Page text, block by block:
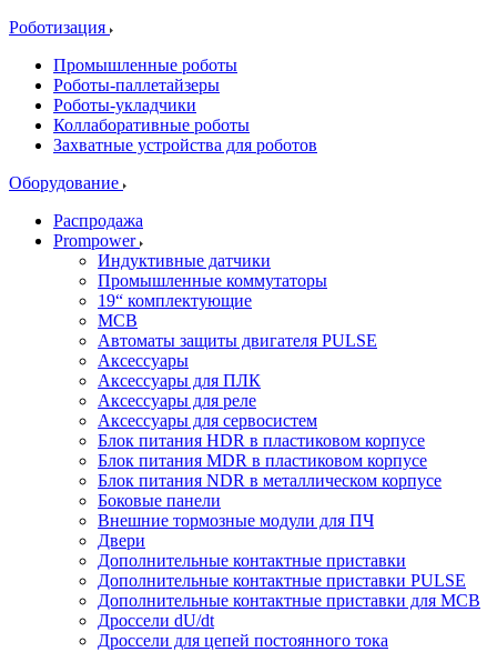
Роботизация
Промышленные роботы
Роботы-паллетайзеры
Роботы-укладчики
Коллаборативные роботы
Захватные устройства для роботов
Оборудование
Распродажа
Prompower
Индуктивные датчики
Промышленные коммутаторы
19“ комплектующие
MCB
Автоматы защиты двигателя PULSE
Аксессуары
Аксессуары для ПЛК
Аксессуары для реле
Аксессуары для сервосистем
Блок питания HDR в пластиковом корпусе
Блок питания MDR в пластиковом корпусе
Блок питания NDR в металлическом корпусе
Боковые панели
Внешние тормозные модули для ПЧ
Двери
Дополнительные контактные приставки
Дополнительные контактные приставки PULSE
Дополнительные контактные приставки для MCB
Дроссели dU/dt
Дроссели для цепей постоянного тока